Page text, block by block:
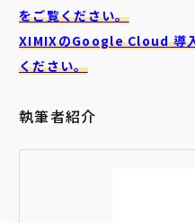
をご覧ください。
XIMIXのGoogle Cloud導
ください。
執筆者紹介